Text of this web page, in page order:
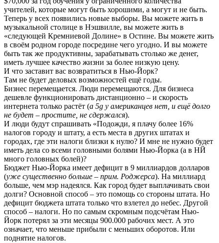
учителей, которые могут быть хорошими, а могут и не быть.
Теперь у всех появились новые выборы. Вы можете жить в
музыкальной столице в Нэшвилле, вы можете жить в
«следующей Кремниевой Долине» в Остине. Вы можете жить
в своём родном городе посредине чего угодно. И вы можете
быть так же продуктивны, зарабатывать столько же денег,
иметь лучшее качество жизни за более низкую цену.
И что заставит вас возвратиться в Нью-Йорк?
Там не будет деловых возможностей ещё годы.
Бизнес перемещается. Люди перемещаются. Для бизнеса
дешевле функционировать дистанционно – и скорость
интернета только растёт (а 5g у американцев нет, и ещё долго
не будет – простите, не сдержался).
И люди будут спрашивать «Подожди, я плачу более 16%
налогов городу и штату, а есть места в других штатах и
городах, где эти налоги близки к нулю? И мне не нужно будет
иметь дела со всеми головными болями Нью-Йорка (а в НЙ
много головных болей)?
Бюджет Нью-Йорка имеет дефицит в 9 миллиардов долларов
(уже существенно больше – прим. Роджерса). На миллиард
больше, чем мэр надеялся. Как город будет выплачивать свои
долги? Основной способ – это помощь со стороны штата. Но
дефицит бюджета штата только что взлетел до небес. Другой
способ – налоги. Но по самым скромным подсчётам Нью-
Йорк потерял за эти месяцы 900.000 рабочих мест. А это
означает, что меньше прибыли с меньших оборотов. Или
поднятие налогов.